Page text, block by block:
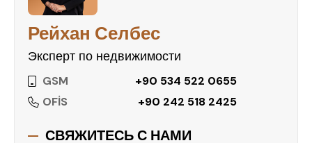
Рейхан Селбес
Эксперт по недвижимости
GSM
+90 534 522 0655
OFİS
+90 242 518 2425
СВЯЖИТЕСЬ С НАМИ